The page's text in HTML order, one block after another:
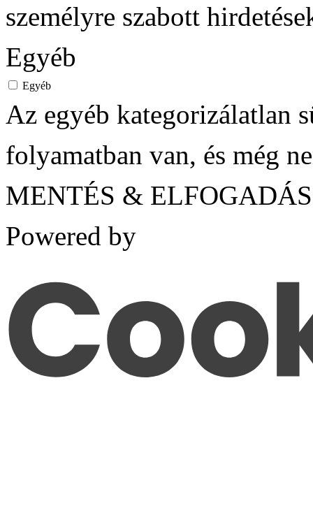
személyre szabott
Egyéb
Egyéb
Az egyéb kategorizálatlan
folyamatban van, és még
MENTÉS & ELFOGADÁS
Powered by